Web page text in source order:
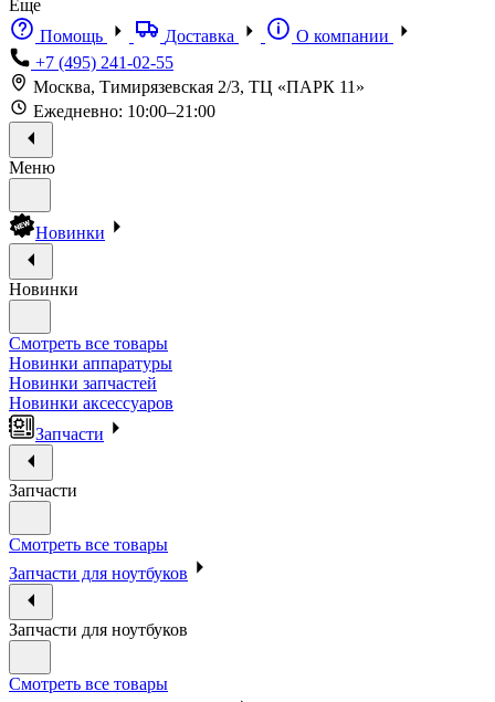
Еще
Помощь
Доставка
О компании
+7 (495) 241-02-55
Москва, Тимирязевская 2/3, ТЦ «ПАРК 11»
Ежедневно: 10:00–21:00
Меню
Новинки
Новинки
Смотреть все товары
Новинки аппаратуры
Новинки запчастей
Новинки аксессуаров
Запчасти
Запчасти
Смотреть все товары
Запчасти для ноутбуков
Запчасти для ноутбуков
Смотреть все товары